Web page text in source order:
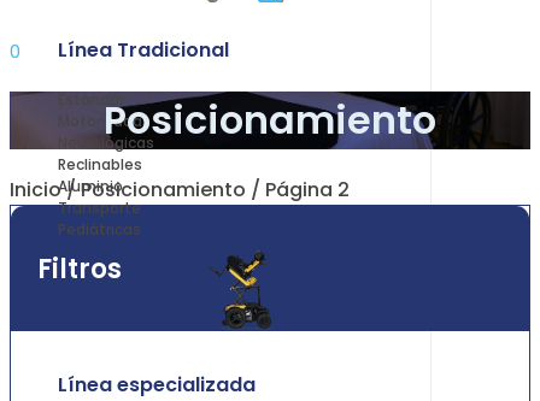
Línea Tradicional
Estándar
Motorizadas
Neurológicas
Reclinables
Aluminio
Transporte
Pediátricas
Línea especializada
0
Posicionamiento
Inicio/Posicionamiento / Página 2
Filtros